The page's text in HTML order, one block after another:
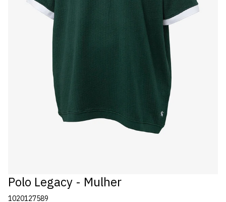
Polo Legacy - Mulher
1020127589